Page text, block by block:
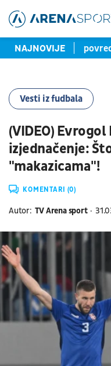
NAJNOVIJETeška povreda
Vesti iz fudbala
(VIDEO)
izjednačenje:
"makazicama"!
KOMENTARI (0)
Autor: TV Arena sport